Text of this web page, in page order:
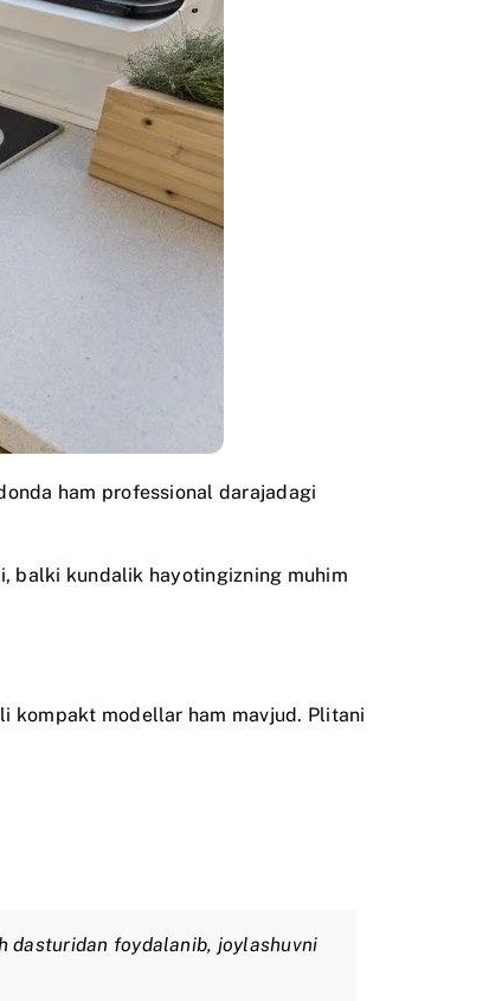
ham professional darajadagi
balki kundalik hayotingizning muhim
kompakt modellar ham mavjud. Plitani
dasturidan foydalanib, joylashuvni